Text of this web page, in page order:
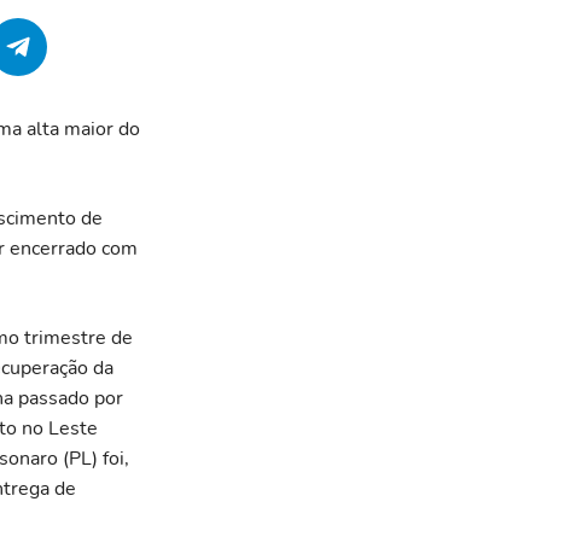
alta maior do
de
com
trimestre de
da
passado por
no Leste
(PL) foi,
de